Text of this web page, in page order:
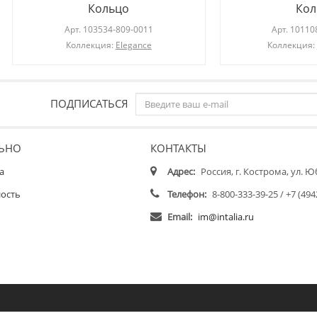
Кольцо
Арт. 103534-809-0011
Коллекция: Elegance
Арт.
Коллекция:
ПОДПИСАТЬСЯ
КОНТАКТЫ
Адрес: Россия, г. Кострома, ул.
Телефон: 8-800-333-39-25 / +7
Email: im@intalia.ru